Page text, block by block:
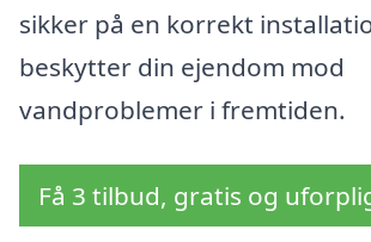
sikker på en korrekt
beskytter din ejendom mod
vandproblemer i fremtiden.
Få 3 tilbud, gratis og